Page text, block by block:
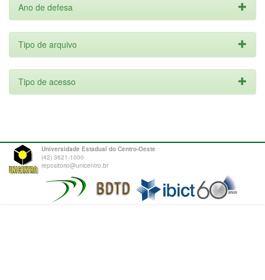
Ano de defesa
Tipo de arquivo
Tipo de acesso
Universidade Estadual do Centro-Oeste
(42) 3621-1000
repositorio@unicentro.br